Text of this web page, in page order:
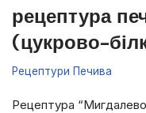
рецептура
(цукрово-
Рецептури Печива
Рецептура